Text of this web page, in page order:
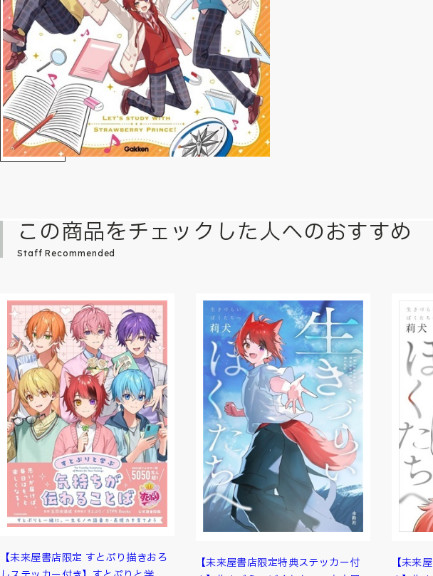
この商品をチェックした人へのおすすめ
Staff Recommended
【未来屋書店限定 すとぷり描きおろ
【未来屋書店限定特典ステッカー付
【未来